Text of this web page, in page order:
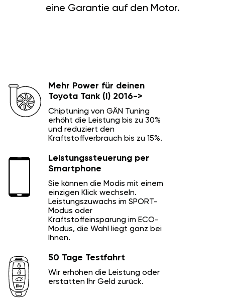
eine Garantie auf den Motor.
Mehr Power für deinen
Toyota Tank (I) 2016->
Chiptuning von GÄN Tuning
erhöht die Leistung bis zu 30%
und reduziert den
Kraftstoffverbrauch bis zu 15%.
Leistungssteuerung per
Smartphone
Sie können die Modis mit einem
einzigen Klick wechseln.
Leistungszuwachs im SPORT-
Modus oder
Kraftstoffeinsparung im ECO-
Modus, die Wahl liegt ganz bei
Ihnen.
50 Tage Testfahrt
Wir erhöhen die Leistung oder
erstatten Ihr Geld zurück.